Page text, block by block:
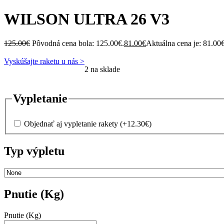
WILSON ULTRA 26 V3
125.00€ Pôvodná cena bola: 125.00€.81.00€Aktuálna cena je:
Vyskúšajte raketu u nás >
2 na sklade
Vypletanie
Objednať aj vypletanie rakety (+12.30€)
Typ výpletu
Pnutie (Kg)
Pnutie (Kg)